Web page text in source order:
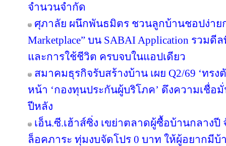
จำนวนจำกัด
ศุภาลัย ผนึกพันธมิตร ชวนลูกบ้านชอปง่ายก
Marketplace” บน SABAI Application รวม
และการใช้ชีวิต ครบจบในแอปเดียว
สมาคมธุรกิจรับสร้างบ้าน เผย Q2/69 ‘ทร
หน้า ‘กองทุนประกันผู้บริโภค’ ดึงความเชื่
ปีหลัง
เอ็น.ซี.เฮ้าส์ซิ่ง เขย่าตลาดผู้ซื้อบ้านกลาง
ล็อคภาระ ทุ่มงบจัดโปร 0 บาท ให้ผู้อยากมีบ้